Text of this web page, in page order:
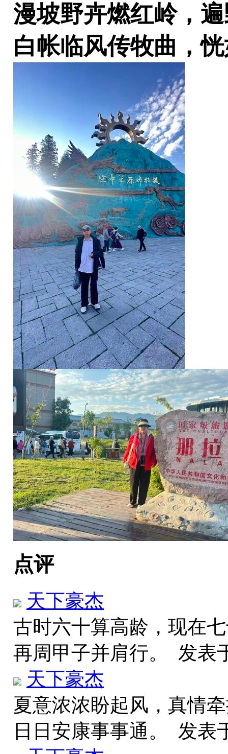
漫坡野卉燃红岭，
白帐临风传牧曲，
点评
天下豪杰
古时六十算高龄，现在
再周甲子并肩行。 发表
天下豪杰
夏意浓浓盼起风，真情
日日安康事事通。 发表